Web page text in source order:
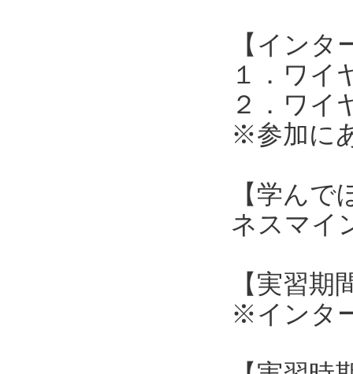
【イン
１．ワイ
２．ワイ
※参加に
【学ん
ネスマイ
【実習
※インタ